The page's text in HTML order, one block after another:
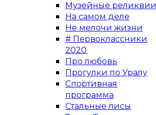
Музейные реликвии
На самом деле
Не мелочи жизни
# Первоклассники
2020
Про любовь
Прогулки по Уралу
Спортивная
программа
Стальные лисы